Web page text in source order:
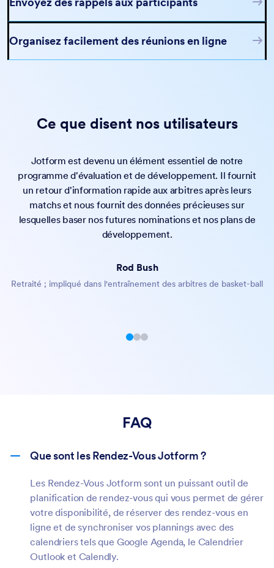
Proposez des options de planification flexibles qui prennent
en charge à la fois les séances individuelles et les réunions
de rappel personnalisés, et contribuez ainsi à réduire les
absences et à préparer chacun pour ses prochains rendez-
Organisez facilement des réunions en ligne
Ce que disent nos utilisateurs
Jotform est devenu un élément essentiel de notre
programme d'évaluation et de développement. Il fournit
un retour d'information rapide aux arbitres après leurs
matchs et nous fournit des données précieuses sur
lesquelles baser nos futures nominations et nos plans de
développement.
Rod Bush
Retraité ; impliqué dans l'entraînement des arbitres de basket-ball
FAQ
Que sont les Rendez-Vous Jotform ?
Les Rendez-Vous Jotform sont un puissant outil de
planification de rendez-vous qui vous permet de gérer
votre disponibilité, de réserver des rendez-vous en
ligne et de synchroniser vos plannings avec des
calendriers tels que Google Agenda, le Calendrier
Outlook et Calendly.